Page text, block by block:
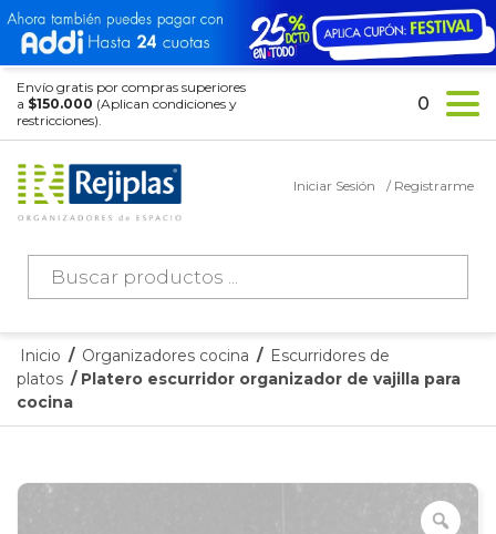
Envío gratis por compras superiores
a $150.000 (Aplican condiciones y
restricciones).
Búsqueda
productos
Iniciar Sesión / Registrarme
0
Inicio / Organizadores cocina / Escurridores de
platos / Platero escurridor organizador de vajilla para
cocina